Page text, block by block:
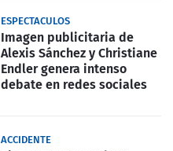
ESPECTACULOS
Imagen publicitaria de
Alexis Sánchez y Christiane
Endler genera intenso
debate en redes sociales
ACCIDENTE